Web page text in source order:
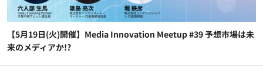
【5月19日(火)開催】Media Innovation Meetup #39 予想市場は未
来のメディアか!?